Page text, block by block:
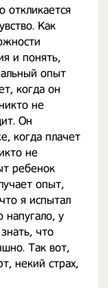
откликается
Как
и понять,
опыт
когда он
не
Он
когда плачет
не
ребенок
опыт,
я испытал
напугало, у
что
Так вот,
некий страх,